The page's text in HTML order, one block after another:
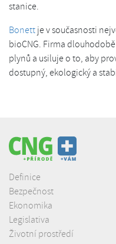
stanice.
Bonett je v současnosti
bioCNG. Firma
plynů a usiluje o to, aby
dostupný, ekologický a
Definice
Bezpečnost
Ekonomika
Legislativa
Životní prostředí